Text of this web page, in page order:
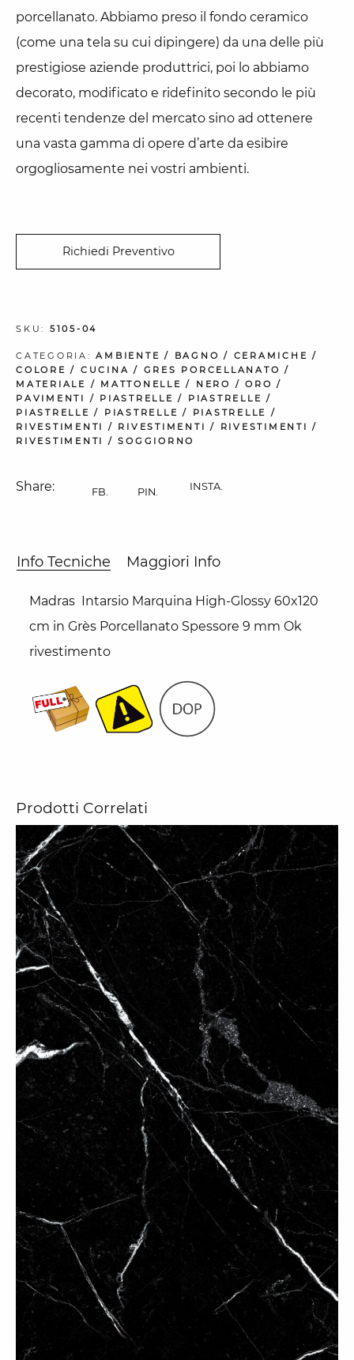
porcellanato. Abbiamo preso il fondo ceramico
(come una tela su cui dipingere) da una delle più
prestigiose aziende produttrici, poi lo abbiamo
decorato, modificato e ridefinito secondo le più
recenti tendenze del mercato sino ad ottenere
una vasta gamma di opere d’arte da esibire
orgogliosamente nei vostri ambienti.
Richiedi Preventivo
SKU: 5105-04
CATEGORIA:AMBIENTE / BAGNO / CERAMICHE /
COLORE / CUCINA / GRES PORCELLANATO /
MATERIALE
/ MATTONELLE / NERO / ORO /
PAVIMENTI
/ PIASTRELLE / PIASTRELLE /
PIASTRELLE / PIASTRELLE / PIASTRELLE
/
RIVESTIMENTI
/ RIVESTIMENTI / RIVESTIMENTI /
RIVESTIMENTI
/SOGGIORNO
Share: FB. PIN. INSTA.
Info Tecniche Maggiori Info
Madras Intarsio Marquina High-Glossy 60x120
cm in Grès Porcellanato Spessore 9 mm Ok
rivestimento
Prodotti Correlati